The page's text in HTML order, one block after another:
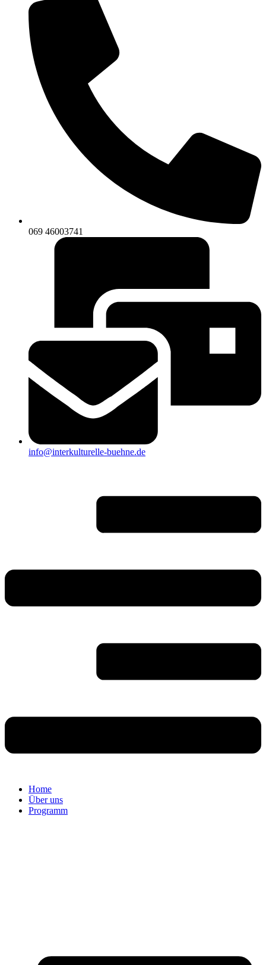
069 46003741
info@interkulturelle-buehne.de
Home
Über uns
Programm